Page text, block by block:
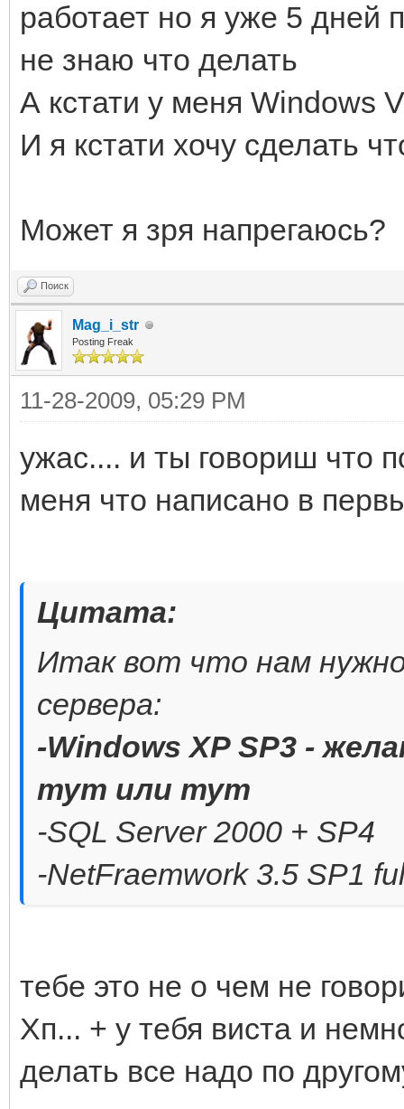
работает но я уже 5 дней
не знаю что делать
А кстати у меня Windows
И я кстати хочу сделать
Может я зря напрегаюсь?
Поиск
Mag_i_str
Posting Freak
11-28-2009, 05:29 PM
ужас.... и ты говориш что
меня что написано в
Цитата:
Итак вот что нам нужно
сервера:
-Windows XP SP3 -
тут или тут
-SQL Server 2000 + SP4
-NetFraemwork 3.5 SP1
тебе это не о чем не
Хп... + у тебя виста и
делать все надо по